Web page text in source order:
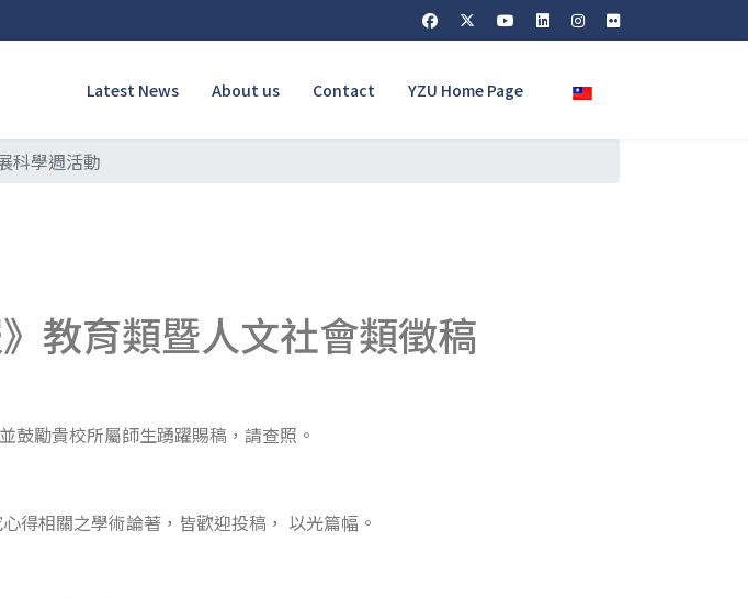
Latest News About us Contact YZU Home Page Select your language
科學週活動
教育類暨人文社會類徵稿
鼓勵貴校所屬師生踴躍賜稿，請查照。
得相關之學術論著，皆歡迎投稿， 以光篇幅。